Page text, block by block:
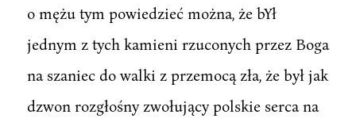
o mężu tym powiedzieć można, że bYł
jednym z tych kamieni rzuconych przez Boga
na szaniec do walki z przemocą zła, że był jak
dzwon rozgłośny zwołujący polskie serca na